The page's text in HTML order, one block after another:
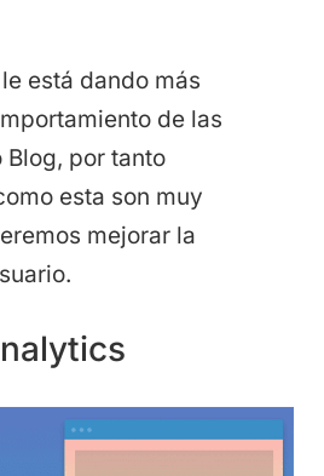
está dando más
de las
por tanto
esta son muy
mejorar la